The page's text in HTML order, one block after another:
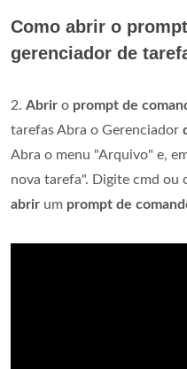
Como abrir o
gerenciador de
2. Abrir o prompt de
tarefas Abra o Gerenciador
Abra o menu "Arquivo" e,
nova tarefa". Digite cmd ou
abrir um prompt de